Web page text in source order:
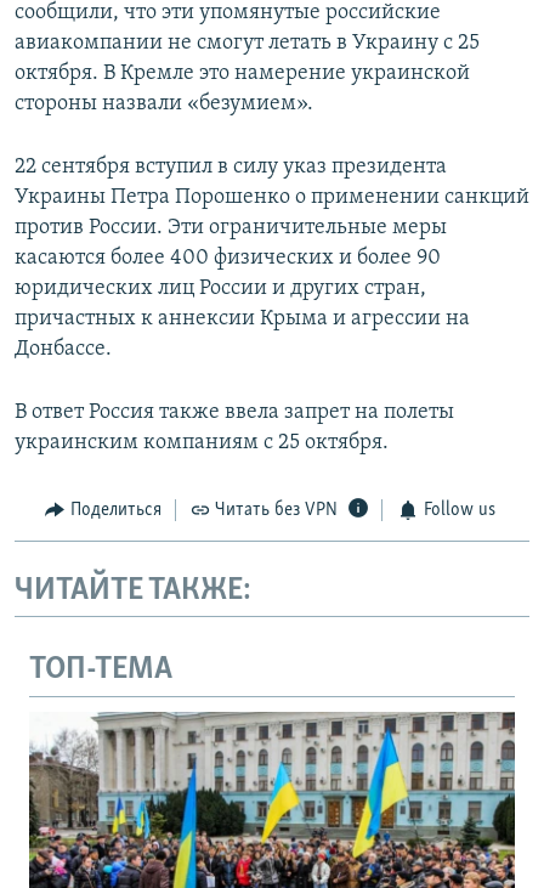
сообщили, что эти упомянутые российские
авиакомпании не смогут летать в Украину с 25
октября. В Кремле это намерение украинской
стороны назвали «безумием».
22 сентября вступил в силу указ президента
Украины Петра Порошенко о применении санкций
против России. Эти ограничительные меры
касаются более 400 физических и более 90
юридических лиц России и других стран,
причастных к аннексии Крыма и агрессии на
Донбассе.
В ответ Россия также ввела запрет на полеты
украинским компаниям с 25 октября.
Поделиться Читать без VPN Follow us
ЧИТАЙТЕ ТАКЖЕ:
ТОП-ТЕМА